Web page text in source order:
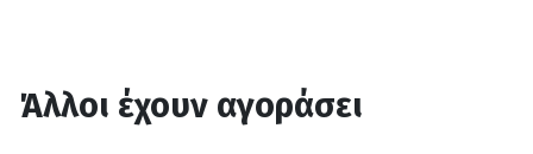
Άλλοι έχουν αγοράσει